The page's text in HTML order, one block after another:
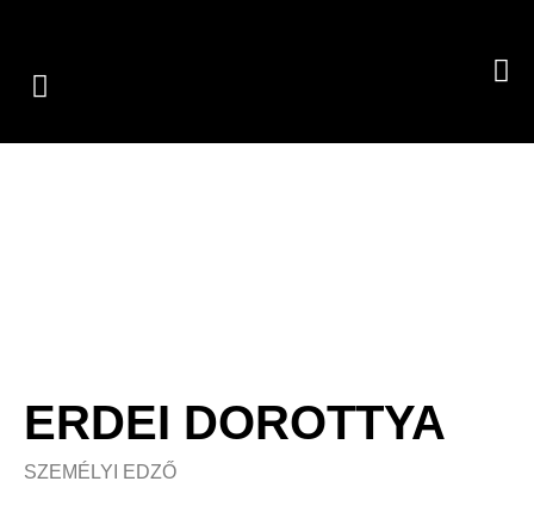
ERDEI DOROTTYA
SZEMÉLYI EDZŐ